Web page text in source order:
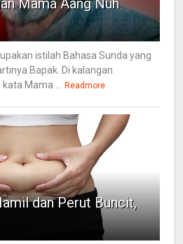
Mama Aang Nuh
istilah Bahasa Sunda yang
Bapak. Di kalangan
Mama ... Readmore
dan Perut Buncit,